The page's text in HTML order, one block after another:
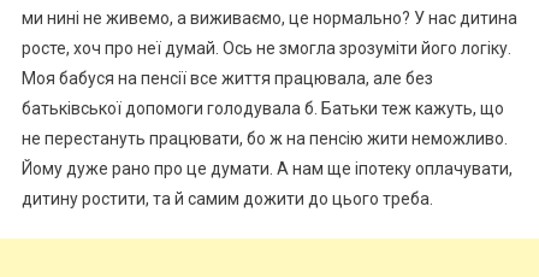
ми нині не живемо, а виживаємо, це нормально? У нас дитина
росте, хоч про неї думай. Ось не змогла зрозуміти його логіку.
Моя бабуся на пенсії все життя працювала, але без
батьківської допомоги голодувала б. Батьки теж кажуть, що
не перестануть працювати, бо ж на пенсію жити неможливо.
Йому дуже рано про це думати. А нам ще іпотеку оплачувати,
дитину ростити, та й самим дожити до цього треба.